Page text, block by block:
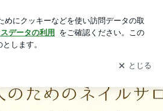
ログイン